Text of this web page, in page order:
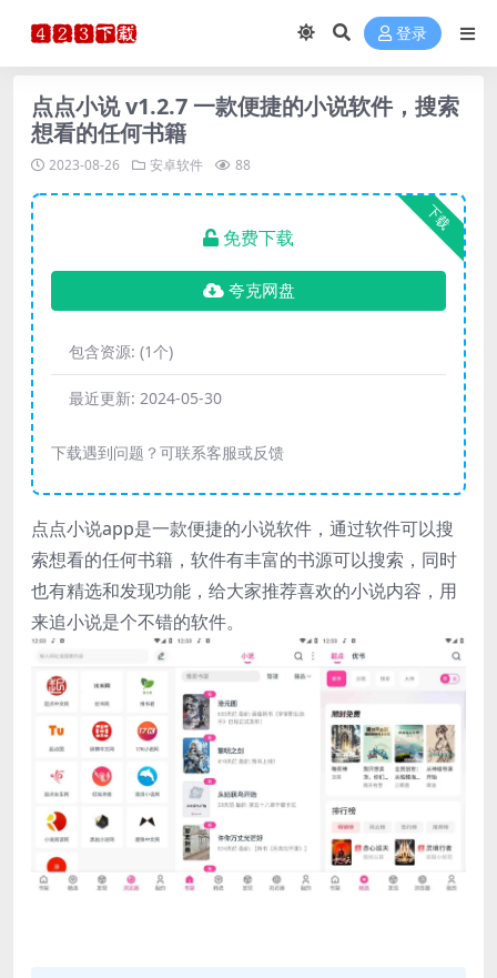
登录
点点小说 v1.2.7 一款便捷的小说软件，搜索
想看的任何书籍
2023-08-26 安卓软件 88
下载
免费下载
夸克网盘
包含资源: (1个)
最近更新: 2024-05-30
下载遇到问题？可联系客服或反馈
点点小说app是一款便捷的小说软件，通过软件可以搜
索想看的任何书籍，软件有丰富的书源可以搜索，同时
也有精选和发现功能，给大家推荐喜欢的小说内容，用
来追小说是个不错的软件。